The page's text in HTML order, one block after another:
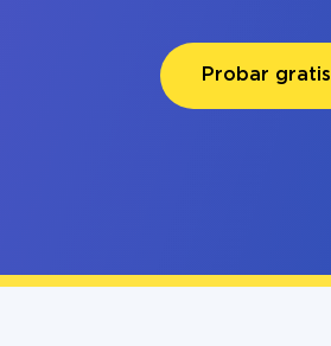
Probar gratis